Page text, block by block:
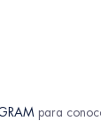
para